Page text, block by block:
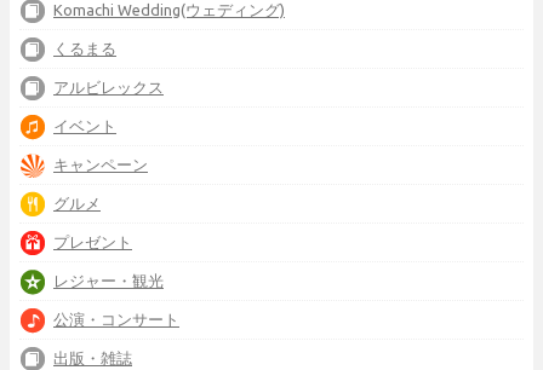
Komachi Wedding(ウェディング)
くるまる
アルビレックス
イベント
キャンペーン
グルメ
プレゼント
レジャー・観光
公演・コンサート
出版・雑誌